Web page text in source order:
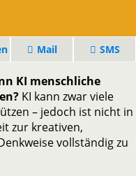
Mail SMS
KI menschliche
KI kann zwar viele
– jedoch ist nicht in
zur kreativen,
vollständig zu